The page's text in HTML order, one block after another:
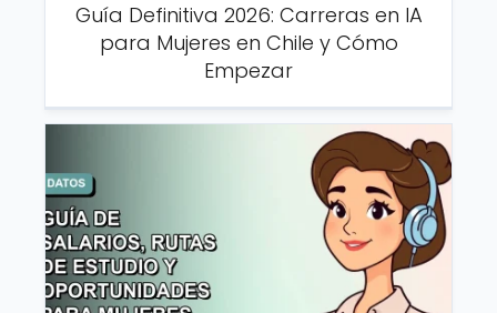
Guía Definitiva 2026: Carreras en IA
para Mujeres en Chile y Cómo
Empezar